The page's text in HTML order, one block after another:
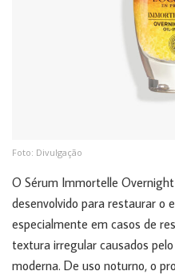
Foto: Divulgação
O Sérum Immortelle Overnight
desenvolvido para restaurar o
especialmente em casos de
textura irregular causados
moderna. De uso noturno, o